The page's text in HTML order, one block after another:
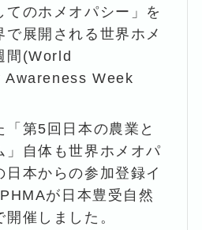
てのホメオパシー」を
で展開される世界ホメ
間(World
Awareness Week
「第5回日本の農業と
」自体も世界ホメオパ
日本からの参加登録イ
が日本豊受自然
催しました。